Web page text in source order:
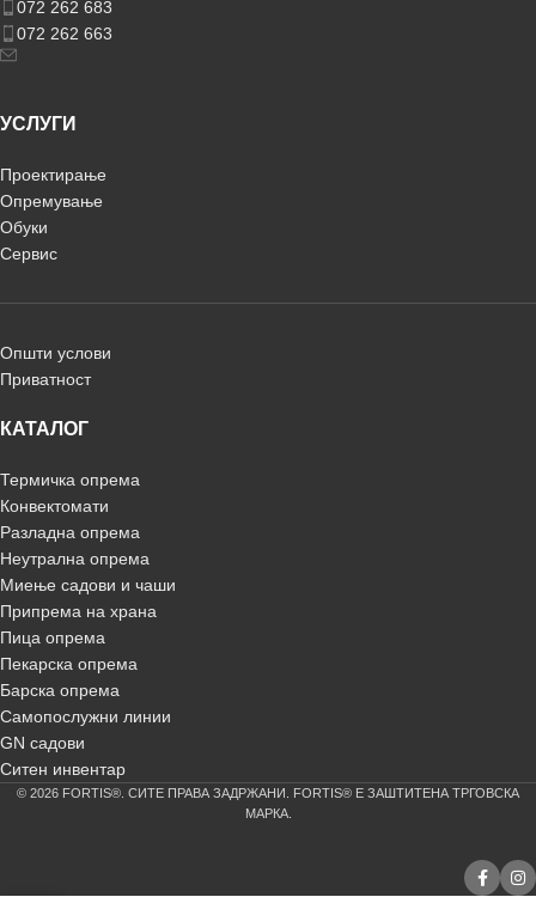
072 262 683
072 262 663
УСЛУГИ
Проектирање
Опремување
Обуки
Сервис
Општи услови
Приватност
КАТАЛОГ
Термичка опрема
Конвектомати
Разладна опрема
Неутрална опрема
Миење садови и чаши
Припрема на храна
Пица опрема
Пекарска опрема
Барска опрема
Самопослужни линии
GN садови
Ситен инвентар
© 2026 FORTIS®. СИТЕ ПРАВА ЗАДРЖАНИ. FORTIS® Е ЗАШТИТЕНА ТРГОВСКА
МАРКА.